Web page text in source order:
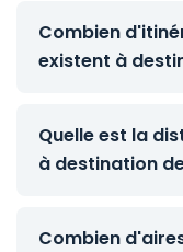
Combien
existent à
Quelle est la
à destination
Combien